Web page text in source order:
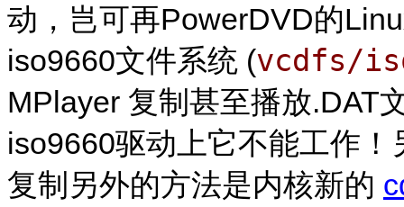
动，岂可再PowerDVD的
iso9660文件系统 (vcdfs/
MPlayer 复制甚至播放.DAT
iso9660驱动上它不能工作！
复制另外的方法是内核新的